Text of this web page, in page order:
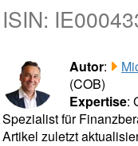
ISIN:
Autor:
(COB)
Expertise:
Spezialist für
Artikel zuletzt